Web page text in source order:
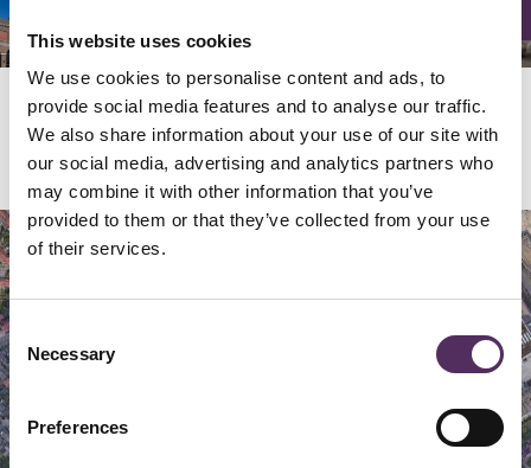
This website uses cookies
We use cookies to personalise content and ads, to
provide social media features and to analyse our traffic.
We also share information about your use of our site with
our social media, advertising and analytics partners who
may combine it with other information that you’ve
provided to them or that they’ve collected from your use
of their services.
Consent
Selection
Necessary
Preferences
Locatie
Map Satellite